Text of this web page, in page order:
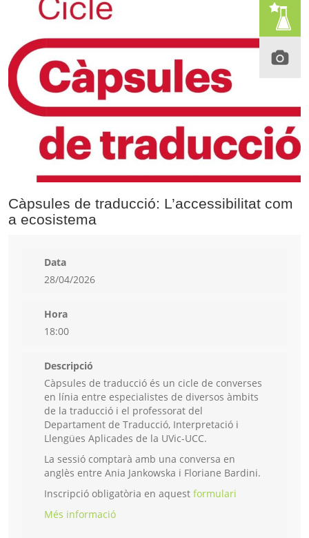
Càpsules de traducció: L’accessibilitat com
a ecosistema
Data
28/04/2026
Hora
18:00
Descripció
Càpsules de traducció és un cicle de converses
en línia entre especialistes de diversos àmbits
de la traducció i el professorat del
Departament de Traducció, Interpretació i
Llengües Aplicades de la UVic-UCC.
La sessió comptarà amb una conversa en
anglès entre Ania Jankowska i Floriane Bardini.
Inscripció obligatòria en aquest formulari
Més informació